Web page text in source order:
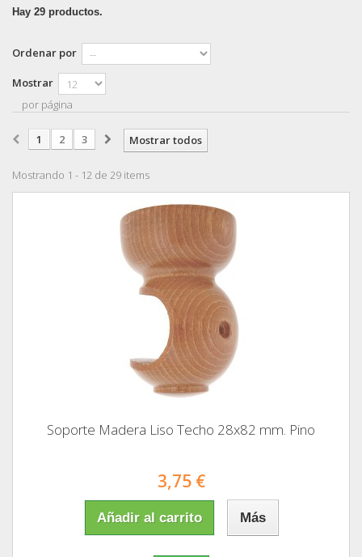
Hay 29 productos.
Ordenar por
Mostrar
por página
Mostrar todos
1 2 3
Mostrando 1 - 12 de 29 items
Soporte Madera Liso Techo 28x82 mm. Pino
3,75 €
Añadir al carrito Más